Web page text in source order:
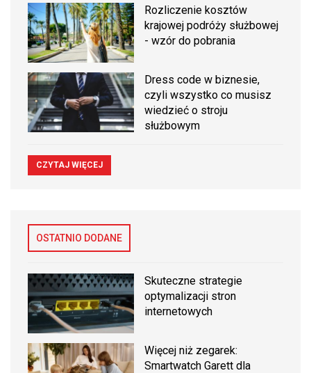
Rozliczenie kosztów
krajowej podróży służbowej
- wzór do pobrania
Dress code w biznesie,
czyli wszystko co musisz
wiedzieć o stroju
służbowym
CZYTAJ WIĘCEJ
OSTATNIO DODANE
Skuteczne strategie
optymalizacji stron
internetowych
Więcej niż zegarek:
Smartwatch Garett dla